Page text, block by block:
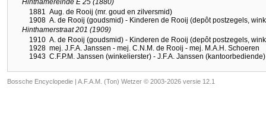
Hinthamereinde E 25 (1880)
1881 Aug. de Rooij (mr. goud en zilversmid)
1908 A. de Rooij (goudsmid) - Kinderen de Rooij (depôt postzegels,
Hinthamerstraat 201 (1909)
1910 A. de Rooij (goudsmid) - Kinderen de Rooij (depôt postzegels,
1928 mej. J.F.A. Janssen - mej. C.N.M. de Rooij - mej. M.A.H. Schoeren
1943 C.F.P.M. Janssen (winkelierster) - J.F.A. Janssen (kantoorbediende)
Bossche Encyclopedie | A.F.A.M. (Ton) Wetzer © 2003-2026 versie 12.1